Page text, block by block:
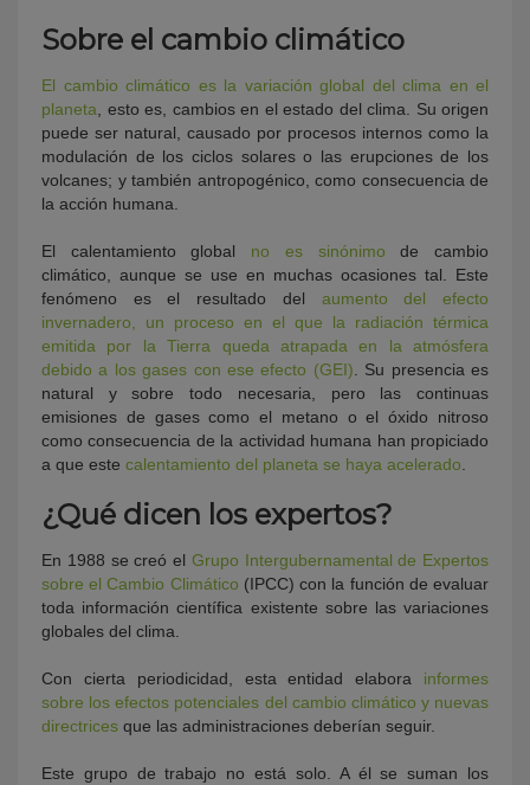
Sobre el cambio climático
El cambio climático es la variación global del clima en el
planeta , esto es, cambios en el estado del clima. Su origen
puede ser natural, causado por procesos internos como la
modulación de los ciclos solares o las erupciones de los
volcanes; y también antropogénico, como consecuencia de
la acción humana.
El calentamiento global no es sinónimo de cambio
climático, aunque se use en muchas ocasiones tal. Este
fenómeno es el resultado del aumento del efecto
invernadero, un proceso en el que la radiación térmica
emitida por la Tierra queda atrapada en la atmósfera
debido a los gases con ese efecto (GEI) . Su presencia es
natural y sobre todo necesaria, pero las continuas
emisiones de gases como el metano o el óxido nitroso
como consecuencia de la actividad humana han propiciado
a que este calentamiento del planeta se haya acelerado
¿Qué dicen los expertos?
En 1988 se creó el Grupo Intergubernamental de Expertos
sobre el Cambio Climático (IPCC) con la función de evaluar
toda información científica existente sobre las variaciones
globales del clima.
Con cierta periodicidad, esta entidad elabora informes
sobre los efectos potenciales del cambio climático y nuevas
directrices que las administraciones deberían seguir.
Este grupo de trabajo no está solo. A él se suman los